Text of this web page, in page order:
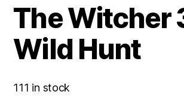
The Witcher
Wild Hunt
111 in stock